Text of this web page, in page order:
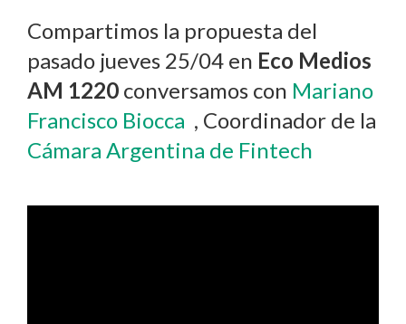
Compartimos la propuesta del
pasado jueves 25/04 en Eco Medios
AM 1220 conversamos con Mariano
Francisco Biocca , Coordinador de la
Cámara Argentina de Fintech